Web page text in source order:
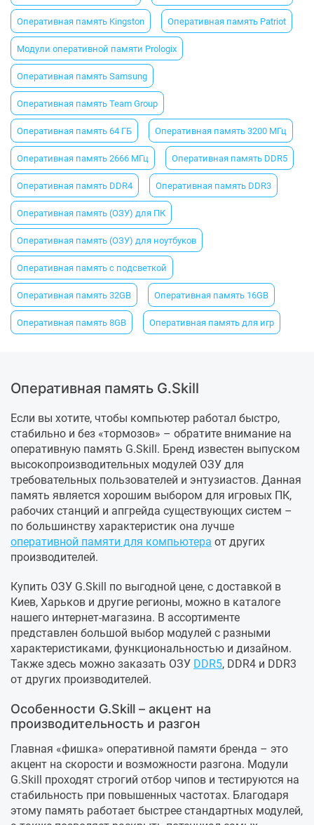
Оперативная память Kingston Оперативная память Patriot
Модули оперативной памяти Prologix
Оперативная память Samsung
Оперативная память Team Group
Оперативная память 64 ГБ Оперативная память 3200 МГц
Оперативная память 2666 МГц Оперативная память DDR5
Оперативная память DDR4 Оперативная память DDR3
Оперативная память (ОЗУ) для ПК
Оперативная память (ОЗУ) для ноутбуков
Оперативная память с подсветкой
Оперативная память 32GB Оперативная память 16GB
Оперативная память 8GB Оперативная память для игр
Оперативная память G.Skill
Если вы хотите, чтобы компьютер работал быстро,
стабильно и без «тормозов» – обратите внимание на
оперативную память G.Skill. Бренд известен выпуском
высокопроизводительных модулей ОЗУ для
требовательных пользователей и энтузиастов. Данная
память является хорошим выбором для игровых ПК,
рабочих станций и апгрейда существующих систем –
по большинству характеристик она лучше
оперативной памяти для компьютера от других
производителей.
Купить ОЗУ G.Skill по выгодной цене, с доставкой в
Киев, Харьков и другие регионы, можно в каталоге
нашего интернет-магазина. В ассортименте
представлен большой выбор модулей с разными
характеристиками, функциональностью и дизайном.
Также здесь можно заказать ОЗУ DDR5, DDR4 и DDR3
от других производителей.
Особенности G.Skill – акцент на
производительность и разгон
Главная «фишка» оперативной памяти бренда – это
акцент на скорости и возможности разгона. Модули
G.Skill проходят строгий отбор чипов и тестируются на
стабильность при повышенных частотах. Благодаря
этому память работает быстрее стандартных модулей,